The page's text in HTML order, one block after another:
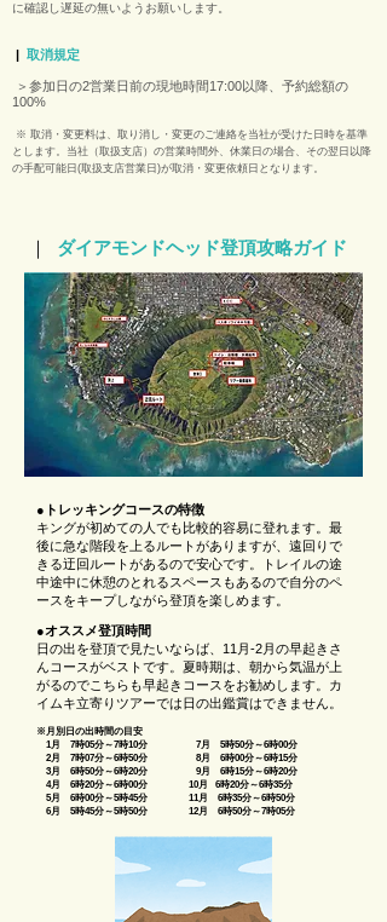
に確認し遅延の無いようお願いします。
| 取消規定
＞参加日の2営業日前の現地時間17:00以降、予約総額の
100%​
※ 取消・変更料は、取り消し・変更のご連絡を当社が受けた日時を基準
とします。当社（取扱支店）の営業時間外、休業日の場合、その翌日以降
の手配可能日(取扱支店営業日)が取消・変更依頼日となります。
｜ ダイアモンドヘッド登頂攻略ガイド
●トレッキングコースの特徴
キングが初めての人でも比較的容易に登れます。最
後に急な階段を上るルートがありますが、遠回りで
きる迂回ルートがあるので安心です。トレイルの途
中途中に休憩のとれるスペースもあるので自分のペ
ースをキープしながら登頂を楽しめます。
●オススメ登頂時間
日の出を登頂で見たいならば、11月-2月の早起きさ
んコースがベストです。夏時期は、朝から気温が上
がるのでこちらも早起きコースをお勧めします。カ
イムキ立寄りツアーでは日の出鑑賞はできません。
※月別日の出時間の目安
1月 7時05分～7時10分 7月 5時50分～6時00分
2月 7時07分～6時50分 8月 6時00分～6時15分
3月 6時50分～6時20分 9月 6時15分～6時20分
4月 6時20分～6時00分 10月 6時20分～6時35分
5月 6時00分～5時45分 11月 6時35分～6時50分
6月 5時45分～5時50分 12月 6時50分～7時05分